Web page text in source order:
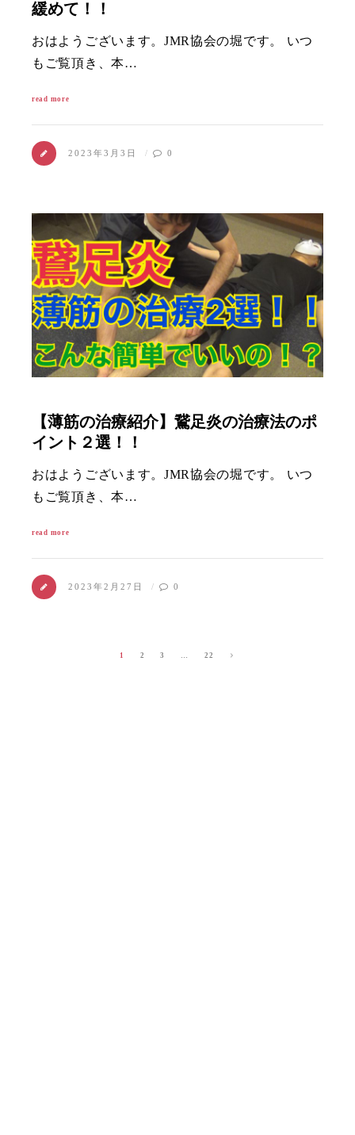
緩めて！！
おはようございます。JMR協会の堀です。 いつ
もご覧頂き、本…
read more
2023年3月3日 0
【薄筋の治療紹介】鵞足炎の治療法のポ
イント２選！！
おはようございます。JMR協会の堀です。 いつ
もご覧頂き、本…
read more
2023年2月27日 0
1 2 3 … 22